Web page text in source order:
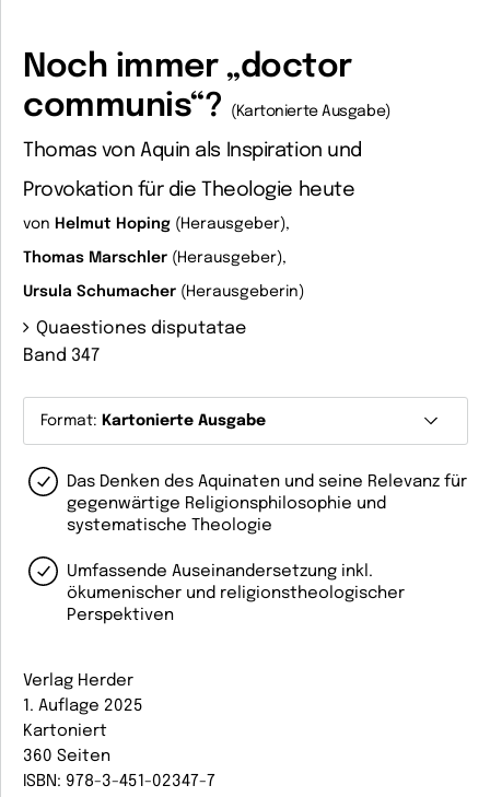
Noch immer „doctor
communis“?
(Kartonierte Ausgabe)
Thomas von Aquin als Inspiration und
Provokation für die Theologie heute
von Helmut Hoping (Herausgeber),
Thomas Marschler (Herausgeber),
Ursula Schumacher (Herausgeberin)
Quaestiones disputatae
Band 347
Format: Kartonierte Ausgabe
Das Denken des Aquinaten und seine Relevanz für
gegenwärtige Religionsphilosophie und
systematische Theologie
Umfassende Auseinandersetzung inkl.
ökumenischer und religionstheologischer
Perspektiven
Verlag Herder
1. Auflage 2025
Kartoniert
360 Seiten
ISBN: 978-3-451-02347-7